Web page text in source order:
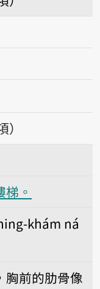
hing
。
。
khám ná
胸前的肋骨像